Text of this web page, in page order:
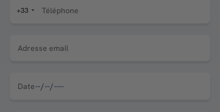
Téléphone
+33
Adresse email